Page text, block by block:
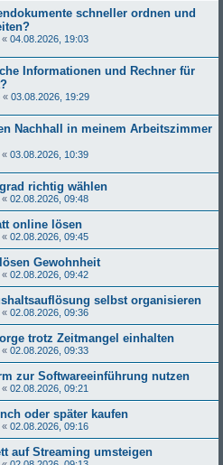
schneller ordnen und
« 04.08.2026, 19:03
Informationen und Rechner für
« 03.08.2026, 19:29
Nachhall in meinem Arbeitszimmer
« 03.08.2026, 10:39
richtig wählen
« 02.08.2026, 09:48
online lösen
« 02.08.2026, 09:45
Gewohnheit
« 02.08.2026, 09:42
selbst organisieren
« 02.08.2026, 09:36
trotz Zeitmangel einhalten
« 02.08.2026, 09:33
zur Softwareeinführung nutzen
« 02.08.2026, 09:21
oder später kaufen
« 02.08.2026, 09:16
auf Streaming umsteigen